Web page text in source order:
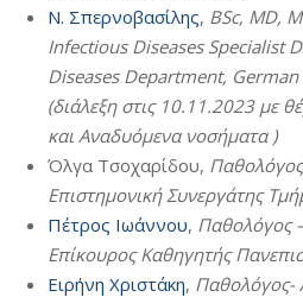
Ν. Σπερνοβασίλης, BSc, MD,
Infectious Diseases Specialist
Diseases Department,
(διάλεξη στις 10.11.2023 με
και Αναδυόμενα νοσήματα )
Όλγα Τσοχαρίδου,
Επιστημονική Συνεργάτης
Πέτρος Ιωάννου, Παθολόγος
Επίκουρος Καθηγητής
Ειρήνη Χριστάκη, Παθολόγος-